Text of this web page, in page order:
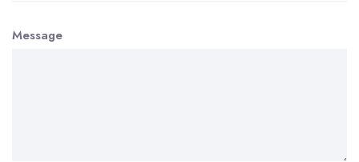
Message